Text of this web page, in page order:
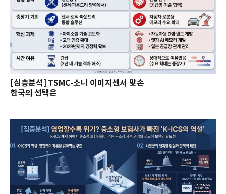
[심층분석] TSMC-소니 이미지센서 맞손
한국의 선택은